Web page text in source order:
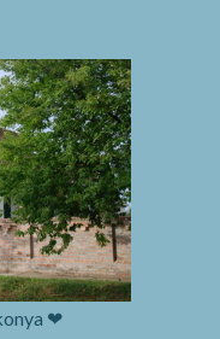
❤